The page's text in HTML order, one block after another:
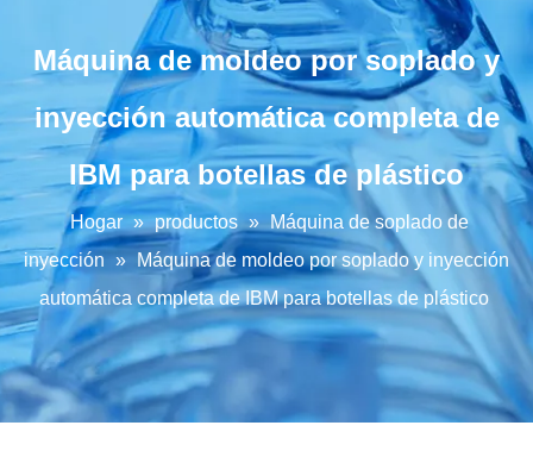
Máquina de moldeo por soplado y
inyección automática completa de
IBM para botellas de plástico
Hogar » productos » Máquina de soplado de
inyección »
Máquina de moldeo por soplado y inyección
automática completa de IBM para botellas de plástico